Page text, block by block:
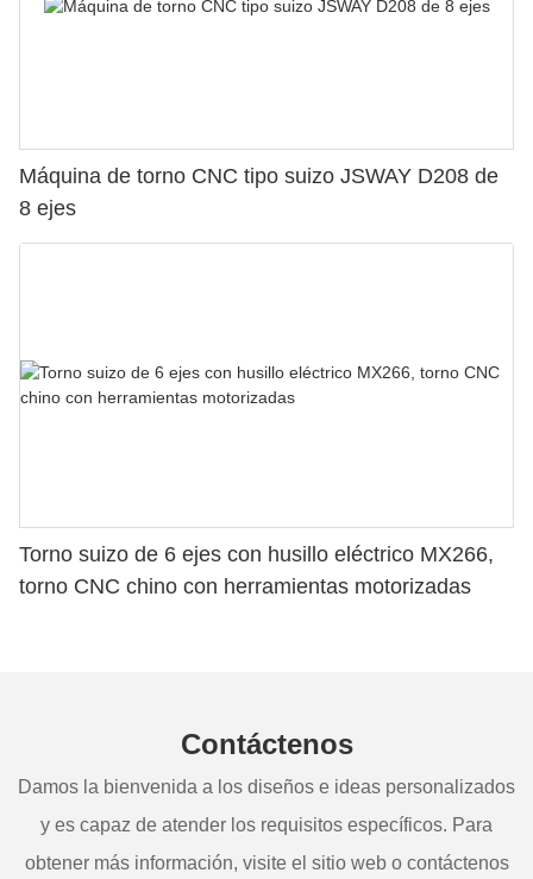
Máquina de torno CNC tipo suizo JSWAY D208 de
8 ejes
Torno suizo de 6 ejes con husillo eléctrico MX266,
torno CNC chino con herramientas motorizadas
Contáctenos
Damos la bienvenida a los diseños e ideas personalizados
y es capaz de atender los requisitos específicos. Para
obtener más información, visite el sitio web o contáctenos